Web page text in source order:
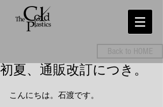
Back to HOME
初夏、通販改訂につき。
こんにちは。石渡です。